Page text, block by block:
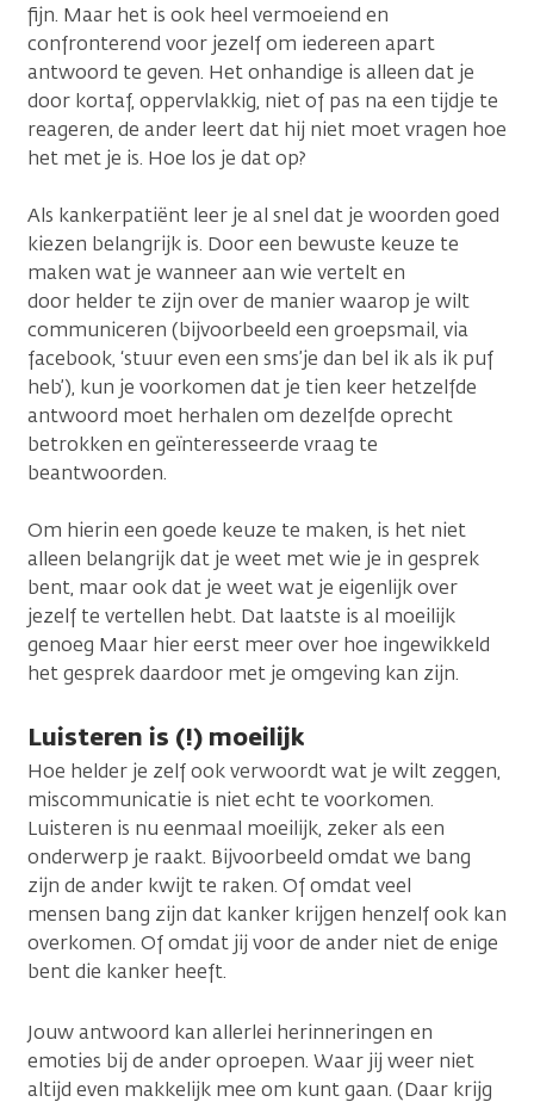
fijn. Maar het is ook heel vermoeiend en
confronterend voor jezelf om iedereen apart
antwoord te geven. Het onhandige is alleen dat je
door kortaf, oppervlakkig, niet of pas na een tijdje te
reageren, de ander leert dat hij niet moet vragen hoe
het met je is. Hoe los je dat op?
Als kankerpatiënt leer je al snel dat je woorden goed
kiezen belangrijk is. Door een bewuste keuze te
maken wat je wanneer aan wie vertelt en
door helder te zijn over de manier waarop je wilt
communiceren (bijvoorbeeld een groepsmail, via
facebook, ‘stuur even een sms’je dan bel ik als ik puf
heb’), kun je voorkomen dat je tien keer hetzelfde
antwoord moet herhalen om dezelfde oprecht
betrokken en geïnteresseerde vraag te
beantwoorden.
Om hierin een goede keuze te maken, is het niet
alleen belangrijk dat je weet met wie je in gesprek
bent, maar ook dat je weet wat je eigenlijk over
jezelf te vertellen hebt. Dat laatste is al moeilijk
genoeg Maar hier eerst meer over hoe ingewikkeld
het gesprek daardoor met je omgeving kan zijn.
Luisteren is (!) moeilijk
Hoe helder je zelf ook verwoordt wat je wilt zeggen,
miscommunicatie is niet echt te voorkomen.
Luisteren is nu eenmaal moeilijk, zeker als een
onderwerp je raakt. Bijvoorbeeld omdat we bang
zijn de ander kwijt te raken. Of omdat veel
mensen bang zijn dat kanker krijgen henzelf ook kan
overkomen. Of omdat jij voor de ander niet de enige
bent die kanker heeft.
Jouw antwoord kan allerlei herinneringen en
emoties bij de ander oproepen. Waar jij weer niet
altijd even makkelijk mee om kunt gaan. (Daar krijg